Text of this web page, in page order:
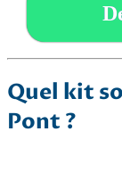
Quel kit
Pont ?